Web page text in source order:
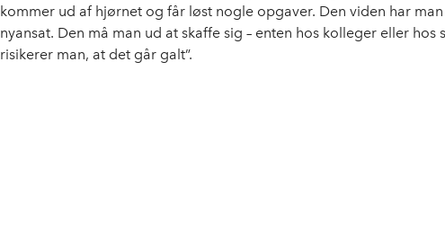
kommer ud af hjørnet og får løst nogle opgaver. Den viden har
nyansat. Den må man ud at skaffe sig – enten hos kolleger eller hos
risikerer man, at det går galt”.